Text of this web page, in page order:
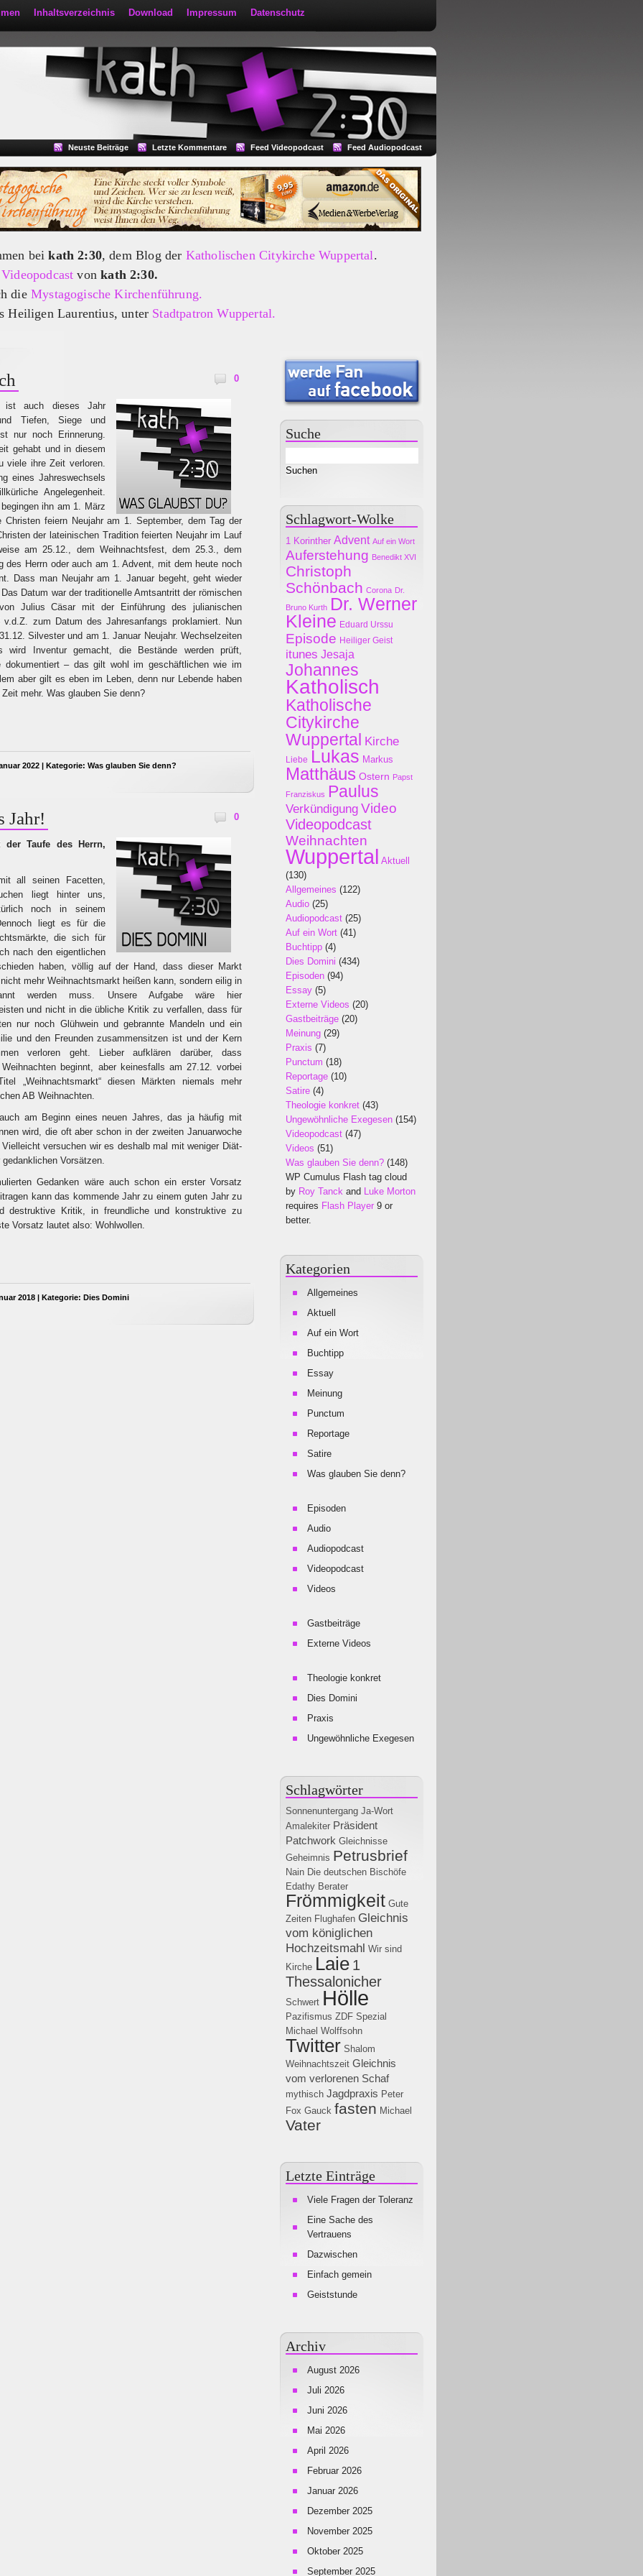
Inhaltsverzeichnis Download Impressum Datenschutz
Neuste Beiträge Letzte Kommentare Feed Videopodcast Feed Audiopodcast
beikath 2:30, dem Blog der Katholischen Citykirche Wuppertal.
Videopodcast vonkath 2:30.
die Mystagogische Kirchenführung.
Heiligen Laurentius, unter Stadtpatron Wuppertal.
0
ist auch dieses Jahr
Tiefen, Siege und
nur noch Erinnerung.
gehabt und in diesem
viele ihre Zeit verloren.
eines Jahreswechsels
Angelegenheit.
ihn am 1. März
Christen feiern Neujahr am 1. September, dem Tag der
der lateinischen Tradition feierten Neujahr im Lauf
am 25.12., dem Weihnachtsfest, dem 25.3., dem
des Herrn oder auch am 1. Advent, mit dem heute noch
Dass man Neujahr am 1. Januar begeht, geht wieder
Datum war der traditionelle Amtsantritt der römischen
Julius Cäsar mit der Einführung des julianischen
zum Datum des Jahresanfangs proklamiert. Nun
Silvester und am 1. Januar Neujahr. Wechselzeiten
wird Inventur gemacht, die Bestände werden prüft,
dokumentiert – das gilt wohl im geschäftlichen wie im
aber gilt es eben im Leben, denn nur Lebende haben
mehr. Was glauben Sie denn?
2022 | Kategorie: Was glauben Sie denn?
Jahr! 0
Taufe des Herrn,
all seinen Facetten,
liegt hinter uns,
noch in seinem
liegt es für die
die sich für
nach den eigentlichen
haben, völlig auf der Hand, dass dieser Markt
mehr Weihnachtsmarkt heißen kann, sondern eilig in
werden muss. Unsere Aufgabe wäre hier
und nicht in die übliche Kritik zu verfallen, dass für
nur noch Glühwein und gebrannte Mandeln und ein
und den Freunden zusammensitzen ist und der Kern
verloren geht. Lieber aufklären darüber, dass
beginnt, aber keinesfalls am 27.12. vorbei
„Weihnachtsmarkt“ diesen Märkten niemals mehr
AB Weihnachten.
am Beginn eines neuen Jahres, das ja häufig mit
wird, die oft aber schon in der zweiten Januarwoche
versuchen wir es deshalb mal mit weniger Diät-
Vorsätzen.
Gedanken wäre auch schon ein erster Vorsatz
kann das kommende Jahr zu einem guten Jahr zu
destruktive Kritik, in freundliche und konstruktive zu
Vorsatz lautet also: Wohlwollen.
2018 | Kategorie: Dies Domini
Suche
Schlagwort-Wolke
1 Korinther Advent Auf ein Wort
Auferstehung Benedikt XVI
Christoph
Schönbach Corona Dr.
Bruno Kurth Dr. Werner
Kleine Eduard Urssu
Episode Heiliger Geist
itunes Jesaja
Johannes
Katholisch
Katholische
Citykirche
Wuppertal Kirche
Liebe Lukas Markus
Matthäus Ostern Papst
Franziskus Paulus
Verkündigung Video
Videopodcast
Weihnachten
Wuppertal Aktuell
(130)
Allgemeines (122)
Audio (25)
Audiopodcast (25)
Auf ein Wort (41)
Buchtipp (4)
Dies Domini (434)
Episoden (94)
Essay (5)
Externe Videos (20)
Gastbeiträge (20)
Meinung (29)
Praxis (7)
Punctum (18)
Reportage (10)
Satire (4)
Theologie konkret (43)
Ungewöhnliche Exegesen (154)
Videopodcast (47)
Videos (51)
Was glauben Sie denn? (148)
WP Cumulus Flash tag cloud
by Roy Tanck and Luke Morton
requires Flash Player 9 or
better.
Kategorien
Allgemeines
Aktuell
Auf ein Wort
Buchtipp
Essay
Meinung
Punctum
Reportage
Satire
Was glauben Sie denn?
Episoden
Audio
Audiopodcast
Videopodcast
Videos
Gastbeiträge
Externe Videos
Theologie konkret
Dies Domini
Praxis
Ungewöhnliche Exegesen
Schlagwörter
Sonnenuntergang Ja-Wort
Amalekiter Präsident
Patchwork Gleichnisse
Geheimnis Petrusbrief
Nain Die deutschen Bischöfe
Edathy Berater
Frömmigkeit Gute
Zeiten Flughafen Gleichnis
vom königlichen
Hochzeitsmahl Wir sind
Kirche Laie 1
Thessalonicher
Schwert Hölle
Pazifismus ZDF Spezial
Michael Wolffsohn
Twitter Shalom
Weihnachtszeit Gleichnis
vom verlorenen Schaf
mythisch Jagdpraxis Peter
Fox Gauck fasten Michael
Vater
Letzte Einträge
Viele Fragen der Toleranz
Eine Sache des
Vertrauens
Dazwischen
Einfach gemein
Geiststunde
Archiv
August 2026
Juli 2026
Juni 2026
Mai 2026
April 2026
Februar 2026
Januar 2026
Dezember 2025
November 2025
Oktober 2025
September 2025